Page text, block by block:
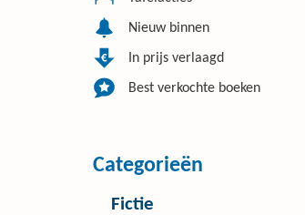
Nieuw binnen
In prijs verlaagd
Best verkochte boeken
Categorieën
Fictie